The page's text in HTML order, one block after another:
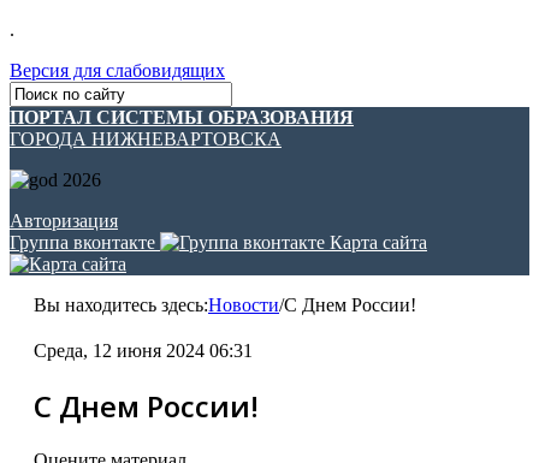
.
Версия для слабовидящих
ПОРТАЛ СИСТЕМЫ ОБРАЗОВАНИЯ
ГОРОДА НИЖНЕВАРТОВСКА
Авторизация
Группа вконтакте
Карта сайта
Вы находитесь здесь:Новости/С Днем России!
Среда, 12 июня 2024 06:31
С Днем России!